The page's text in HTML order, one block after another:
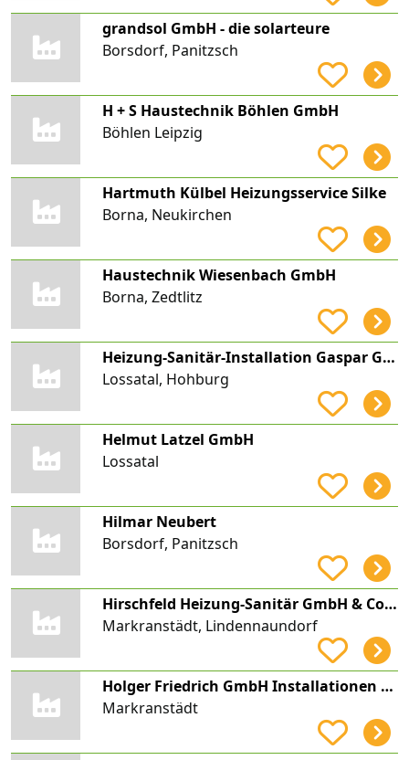
grandsol GmbH - die solarteure
Borsdorf, Panitzsch
H + S Haustechnik Böhlen GmbH
Böhlen Leipzig
Hartmuth Külbel Heizungsservice Silke
Borna, Neukirchen
Haustechnik Wiesenbach GmbH
Borna, Zedtlitz
Heizung-Sanitär-Installation Gaspar GmbH
Lossatal, Hohburg
Helmut Latzel GmbH
Lossatal
Hilmar Neubert
Borsdorf, Panitzsch
Hirschfeld Heizung-Sanitär GmbH & Co. KG
Markranstädt, Lindennaundorf
Holger Friedrich GmbH Installationen für Heizungs-, Klima-, Kälte- und Sanitärtechnik
Markranstädt